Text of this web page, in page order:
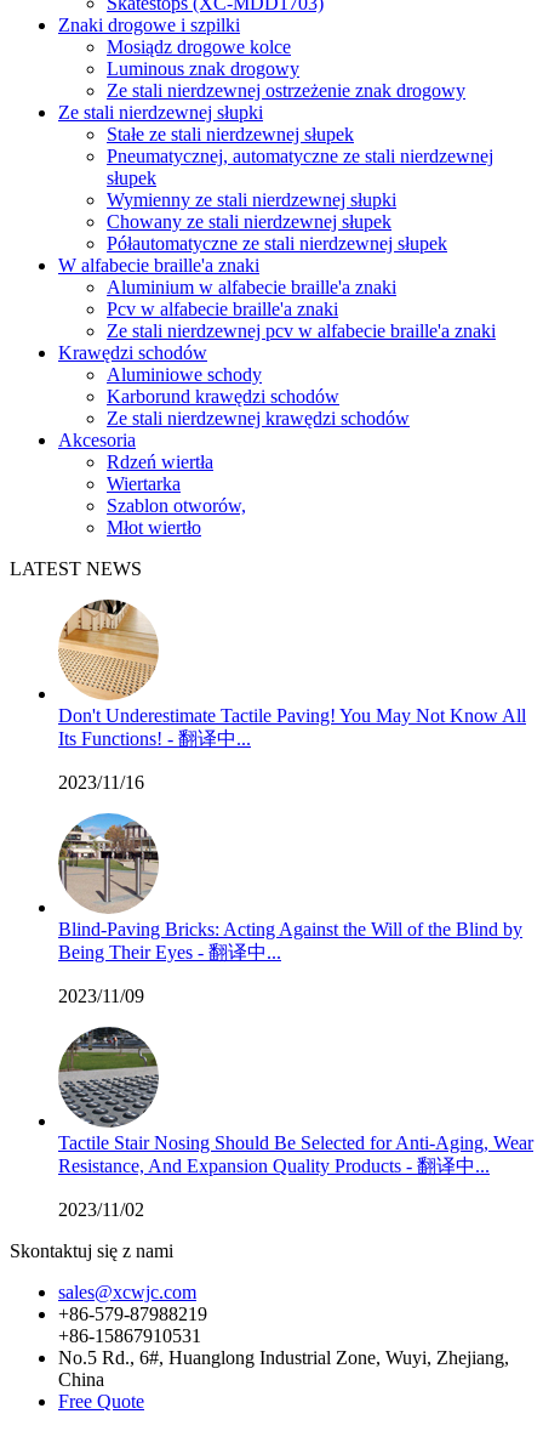
Znaki drogowe i szpilki
Mosiądz drogowe kolce
Luminous znak drogowy
Ze stali nierdzewnej ostrzeżenie znak drogowy
Ze stali nierdzewnej słupki
Stałe ze stali nierdzewnej słupek
Pneumatycznej, automatyczne ze stali nierdzewnej
słupek
Wymienny ze stali nierdzewnej słupki
Chowany ze stali nierdzewnej słupek
Półautomatyczne ze stali nierdzewnej słupek
W alfabecie braille'a znaki
Aluminium w alfabecie braille'a znaki
Pcv w alfabecie braille'a znaki
Ze stali nierdzewnej pcv w alfabecie braille'a znaki
Krawędzi schodów
Aluminiowe schody
Karborund krawędzi schodów
Ze stali nierdzewnej krawędzi schodów
Akcesoria
Rdzeń wiertła
Wiertarka
Szablon otworów,
Młot wiertło
LATEST NEWS
Don't Underestimate Tactile Paving! You May Not Know All
Its Functions! - 翻译中...
2023/11/16
Blind-Paving Bricks: Acting Against the Will of the Blind by
Being Their Eyes - 翻译中...
2023/11/09
Tactile Stair Nosing Should Be Selected for Anti-Aging, Wear
Resistance, And Expansion Quality Products - 翻译中...
2023/11/02
Skontaktuj się z nami
sales@xcwjc.com
+86-579-87988219
+86-15867910531
No.5 Rd., 6#, Huanglong Industrial Zone, Wuyi, Zhejiang,
China
Free Quote